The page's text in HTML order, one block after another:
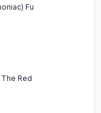
Fu
Red